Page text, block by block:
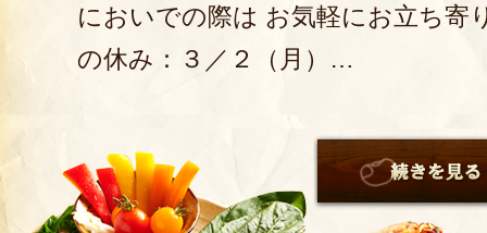
においでの際は お気軽にお立ち寄
の休み：３／２（月）…